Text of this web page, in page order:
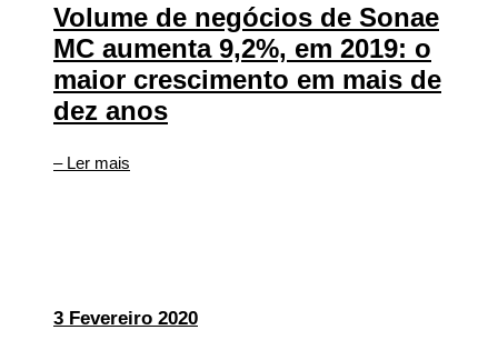
Volume de negócios de Sonae
MC aumenta 9,2%, em 2019: o
maior crescimento em mais de
dez anos
– Ler mais
3 Fevereiro 2020